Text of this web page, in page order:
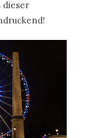
dieser